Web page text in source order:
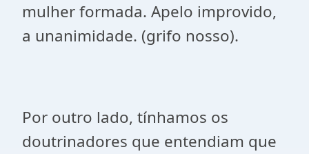
mulher formada. Apelo improvido,
a unanimidade. (grifo nosso).
Por outro lado, tínhamos os
doutrinadores que entendiam que